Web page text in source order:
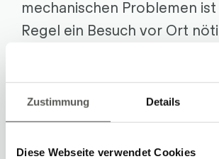
Zustimmung Details
Diese Webseite verwendet Cookies
mechanischen Problemen
Regel ein Besuch vor Ort
Fehleranalyse und
Reparatur und Revision
Instandsetzung